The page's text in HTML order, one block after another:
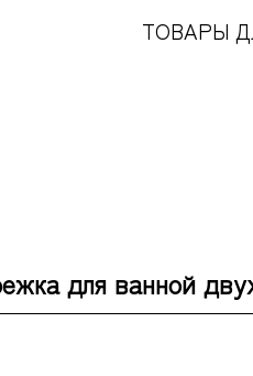
ТОВАРЫ
для ванной